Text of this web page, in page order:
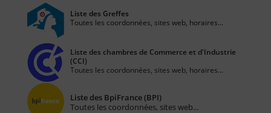
Liste des Greffes
Toutes les coordonnées, sites web, horaires...
Liste des chambres de Commerce et d'Industrie
(CCI)
Toutes les coordonnées, sites web, horaires...
Liste des BpiFrance (BPI)
Toutes les coordonnées, sites web...